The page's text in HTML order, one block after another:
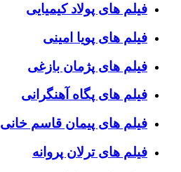
فیلم های پولاد کیمیایی
فیلم های پویا امینی
فیلم های پژمان بازغی
فیلم های پگاه آهنگرانی
فیلم های پیمان قاسم خانی
فیلم های ترلان پروانه